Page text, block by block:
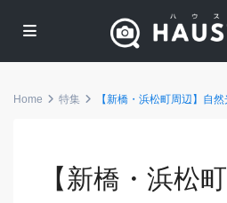
Home 特集 【新橋・浜松町周辺】自
【新橋・浜松